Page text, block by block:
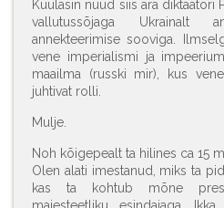
Kuulasin nüüd siis ära diktaatori
vallutussõjaga Ukrainalt
annekteerimise sooviga.
vene imperialismi ja
maailma (russki mir), kus
juhtivat rolli.
Mulje.
Noh kõigepealt ta hilines ca 15
Olen alati imestanud, miks ta
kas ta kohtub mõne